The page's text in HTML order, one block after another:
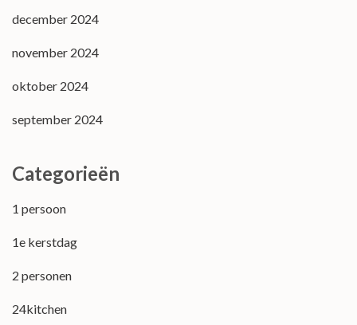
december 2024
november 2024
oktober 2024
september 2024
Categorieën
1 persoon
1e kerstdag
2 personen
24kitchen